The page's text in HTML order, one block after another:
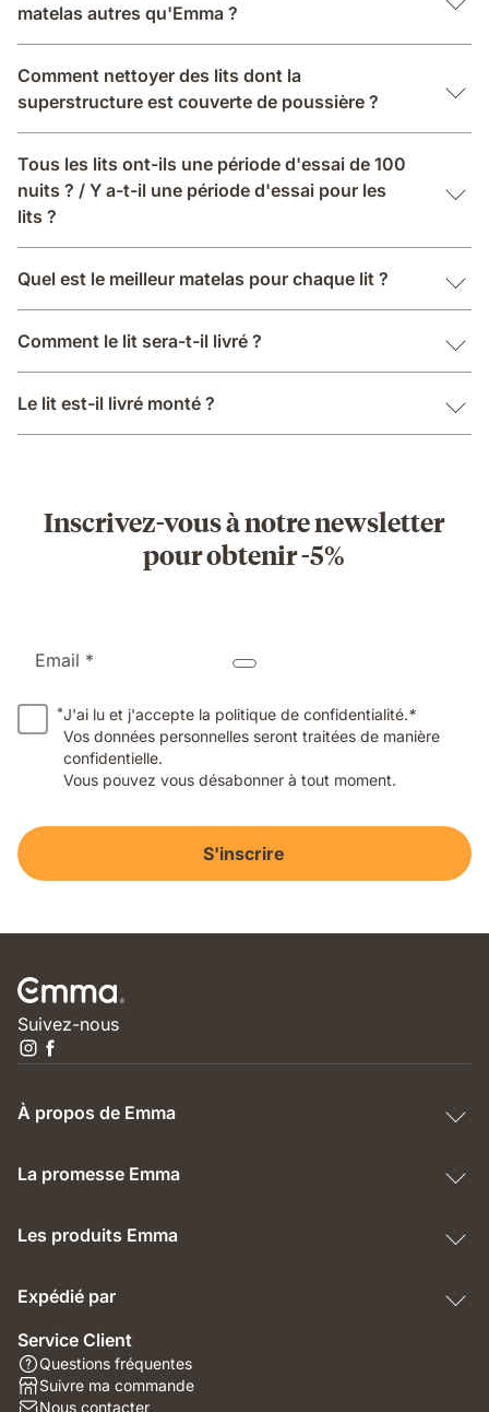
matelas autres qu'Emma ?
Comment nettoyer des lits dont la
superstructure est couverte de poussière ?
Tous les lits ont-ils une période d'essai de 100
nuits ? / Y a-t-il une période d'essai pour les
lits ?
Quel est le meilleur matelas pour chaque lit ?
Comment le lit sera-t-il livré ?
Le lit est-il livré monté ?
Inscrivez-vous à notre newsletter
pour obtenir -5%
Email *
*J'ai lu et j'accepte la politique de confidentialité.*
Vos données personnelles seront traitées de manière
confidentielle.
Vous pouvez vous désabonner à tout moment.
S'inscrire
Suivez-nous
À propos de Emma
La promesse Emma
Les produits Emma
Expédié par
Service Client
Questions fréquentes
Suivre ma commande
Nous contacter